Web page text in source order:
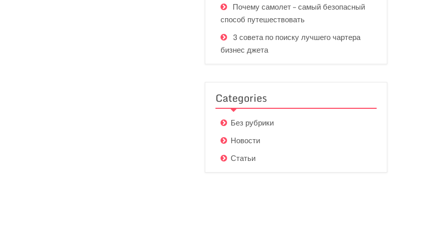
Почему самолет – самый безопасный
способ путешествовать
3 совета по поиску лучшего чартера
бизнес джета
Categories
Без рубрики
Новости
Статьи